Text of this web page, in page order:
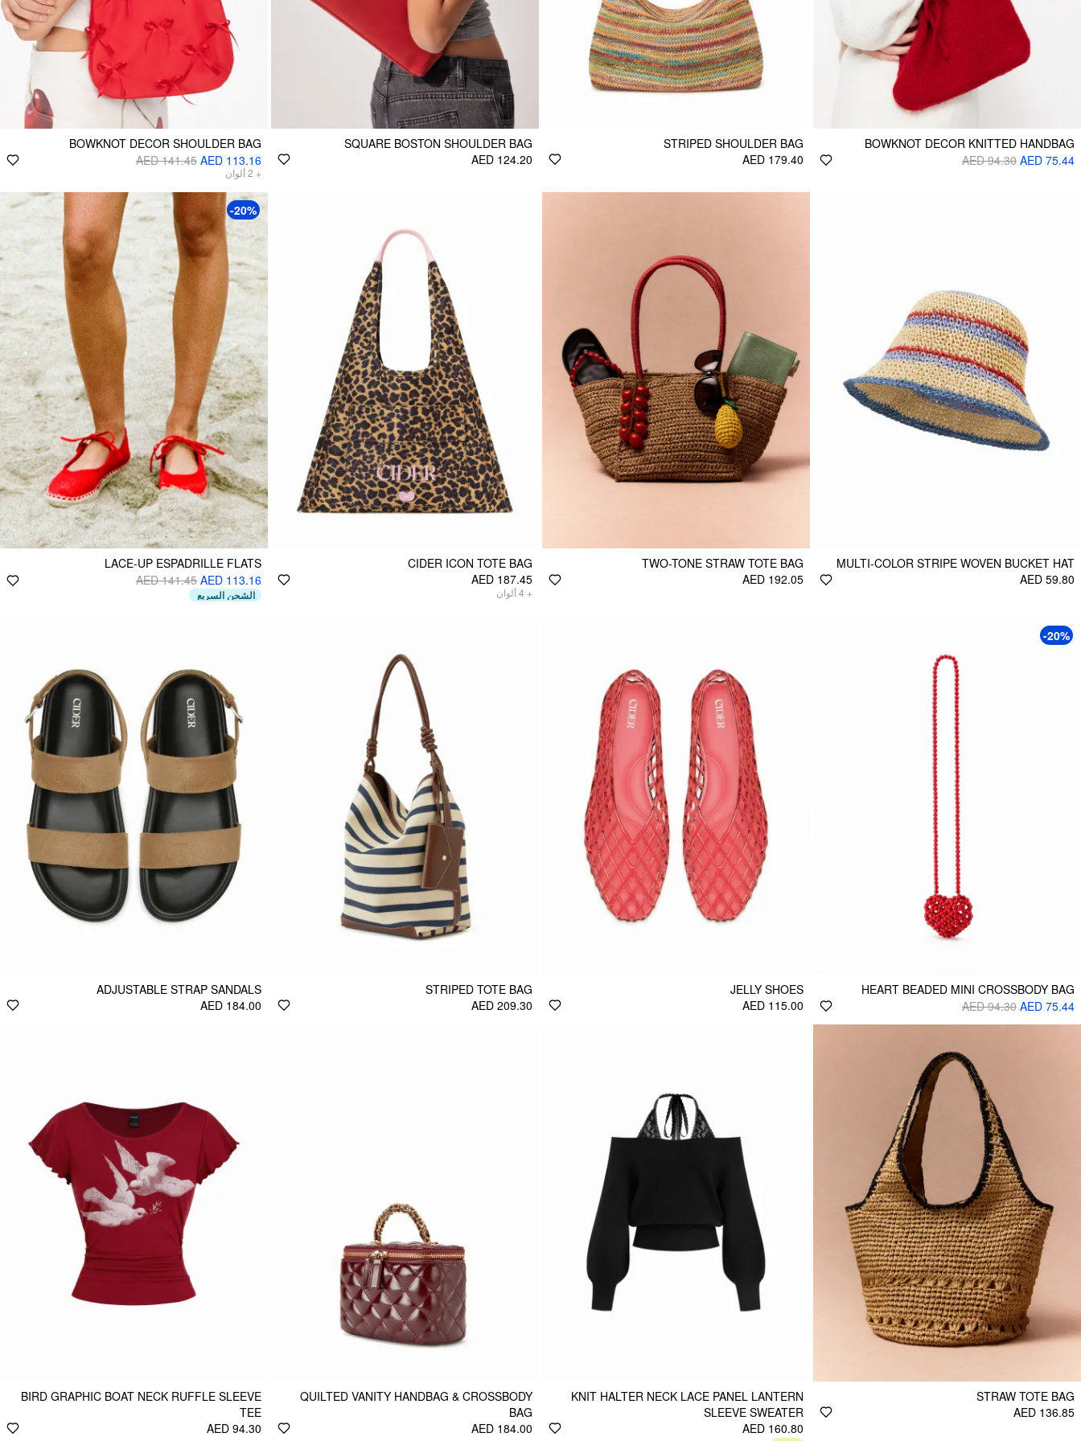
BOWKNOT DECOR KNITTED HANDBAG
AED 75.44
AED 94.30
STRIPED SHOULDER BAG
AED 179.40
SQUARE BOSTON SHOULDER BAG
AED 124.20
BOWKNOT DECOR SHOULDER BAG
AED 113.16
AED 141.45
+
2ألوان
MULTI-COLOR STRIPE WOVEN BUCKET HAT
AED 59.80
TWO-TONE STRAW TOTE BAG
AED 192.05
CIDER ICON TOTE BAG
AED 187.45
+
4ألوان
-20%
LACE-UP ESPADRILLE FLATS
AED 113.16
AED 141.45
الشحن السريع
-20%
HEART BEADED MINI CROSSBODY BAG
AED 75.44
AED 94.30
JELLY SHOES
AED 115.00
STRIPED TOTE BAG
AED 209.30
ADJUSTABLE STRAP SANDALS
AED 184.00
STRAW TOTE BAG
AED 136.85
KNIT HALTER NECK LACE PANEL LANTERN
SLEEVE SWEATER
AED 160.80
QUILTED VANITY HANDBAG & CROSSBODY
BAG
AED 184.00
BIRD GRAPHIC BOAT NECK RUFFLE SLEEVE
TEE
AED 94.30